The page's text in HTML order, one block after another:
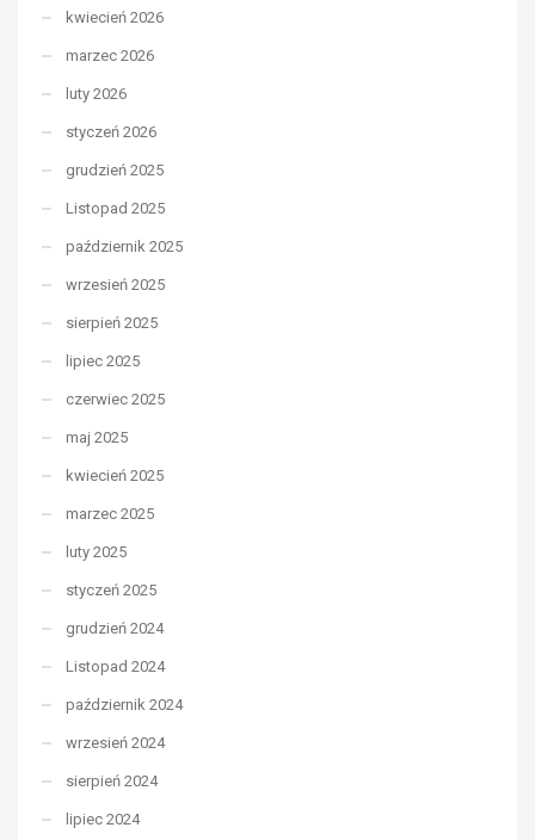
kwiecień 2026
marzec 2026
luty 2026
styczeń 2026
grudzień 2025
Listopad 2025
październik 2025
wrzesień 2025
sierpień 2025
lipiec 2025
czerwiec 2025
maj 2025
kwiecień 2025
marzec 2025
luty 2025
styczeń 2025
grudzień 2024
Listopad 2024
październik 2024
wrzesień 2024
sierpień 2024
lipiec 2024